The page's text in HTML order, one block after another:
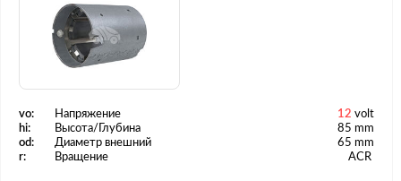
vo: Напряжение 12 volt
hi:
Высота/Глубина
85 mm
od:
Диаметр внешний
65 mm
r:
Вращение ACR